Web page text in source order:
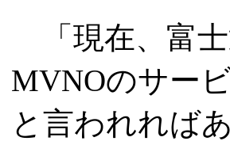
「現在、富士
MVNOのサー
と言われれば